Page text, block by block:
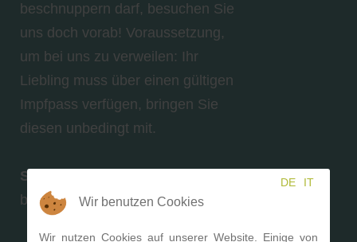
beschnuppern darf, besuchen Sie
uns doch vorab! Voraussetzung,
um bei uns zu verweilen: Ihr
Liebling muss über einen gültigen
Impfpass verfügen, bringen Sie
diesen unbedingt mit.
So wird sich Ihr Hund
bei uns sicher wohlfühlen
Wir benutzen Cookies
DE IT
Wir nutzen Cookies auf unserer Website. Einige von